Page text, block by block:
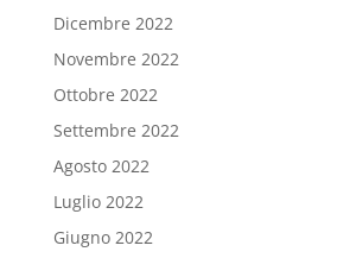
Dicembre 2022
Novembre 2022
Ottobre 2022
Settembre 2022
Agosto 2022
Luglio 2022
Giugno 2022